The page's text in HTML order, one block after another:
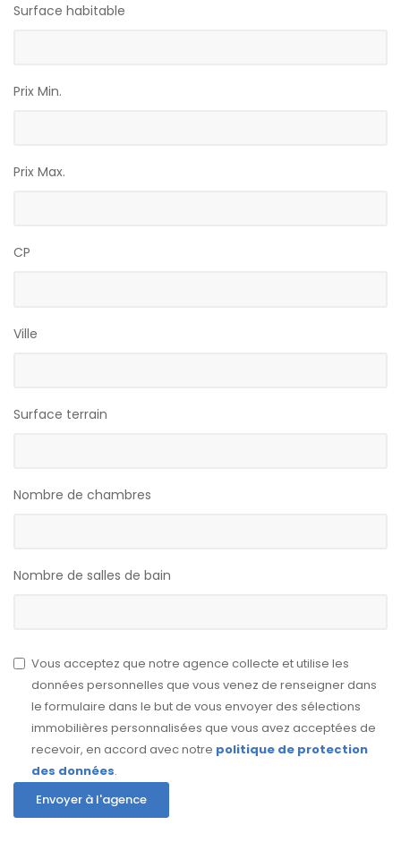
Surface habitable
Prix Min.
Prix Max.
CP
Ville
Surface terrain
Nombre de chambres
Nombre de salles de bain
Vous acceptez que notre agence collecte et utilise les
données personnelles que vous venez de renseigner dans
le formulaire dans le but de vous envoyer des sélections
immobilières personnalisées que vous avez acceptées de
recevoir, en accord avec notre politique de protection
des données.
Envoyer à l'agence